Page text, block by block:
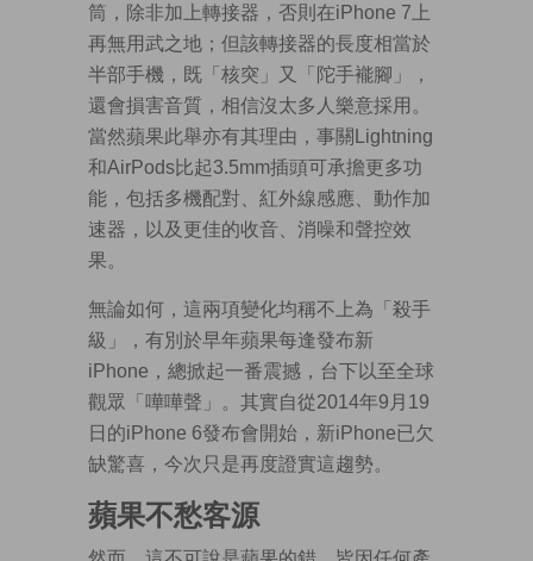
筒，除非加上轉接器，否則在iPhone 7上
再無用武之地；但該轉接器的長度相當於
半部手機，既「核突」又「陀手褦腳」，
還會損害音質，相信沒太多人樂意採用。
當然蘋果此舉亦有其理由，事關Lightning
和AirPods比起3.5mm插頭可承擔更多功
能，包括多機配對、紅外線感應、動作加
速器，以及更佳的收音、消噪和聲控效
果。
無論如何，這兩項變化均稱不上為「殺手
級」，有別於早年蘋果每逢發布新
iPhone，總掀起一番震撼，台下以至全球
觀眾「嘩嘩聲」。其實自從2014年9月19
日的iPhone 6發布會開始，新iPhone已欠
缺驚喜，今次只是再度證實這趨勢。
蘋果不愁客源